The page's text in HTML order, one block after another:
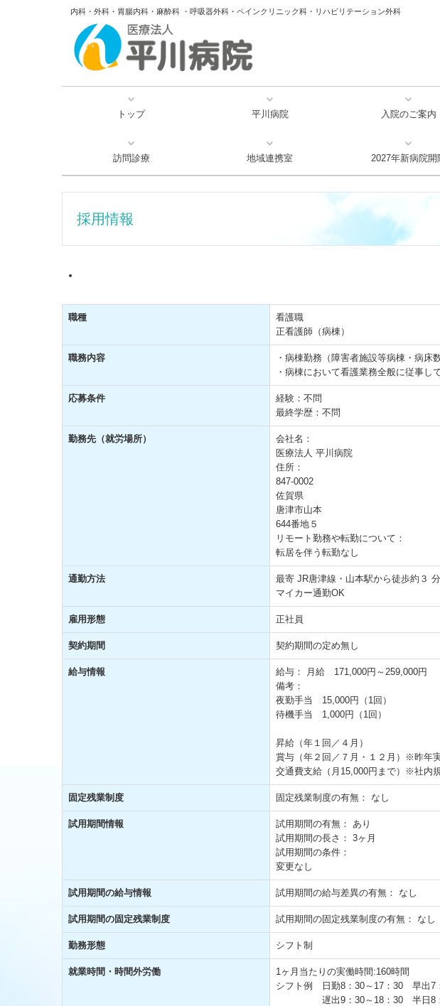
内科・外科・胃腸内科・麻酔科 ・呼吸器外科・ペインクリニック科・リハビリテーション外科
トップ 平川病院
ご挨拶・病院概要
病院紹介
交通案内
厚生労働大臣が定める掲示事項
重要なお知らせ
個人情報保護方針
入院のご案内
障害者施設等一般
地域包括ケア病床
訪問診療
地域連携室 2027年新病院開
採用情報
職種
看護職
正看護師（病棟）
職務内容
・病棟勤務（障害者施設等病棟・病床
・病棟において看護業務全般に従事し
応募条件
経験：不問
最終学歴：不問
勤務先（就労場所）
会社名：
医療法人 平川病院
住所：
847-0002
佐賀県
唐津市山本
644番地５
リモート勤務や転勤について：
転居を伴う転勤なし
通勤方法
最寄 JR唐津線・山本駅から徒歩約３ 分
マイカー通勤OK
雇用形態 正社員
契約期間 契約期間の定め無し
給与情報 給与：
月給 171,000円～259,000円
備考：
夜勤手当 15,000円（1回）
待機手当 1,000円（1回）
昇給（年１回／４月）
賞与（年２回／７月・１２月）※昨年
交通費支給（月15,000円まで）※社内
固定残業制度 固定残業制度の有無： なし
試用期間情報 試用期間の有無： あり
試用期間の長さ： 3ヶ月
試用期間の条件：
変更なし
試用期間の給与情報 試用期間の給与差異の有無： なし
試用期間の固定残業制度 試用期間の固定残業制度の有無： なし
勤務形態 シフト制
就業時間・時間外労働
1ヶ月当たりの実働時間:160時間
シフト例 日勤8：30～17：30 早出7
遅出9：30～18：30 半日8：30